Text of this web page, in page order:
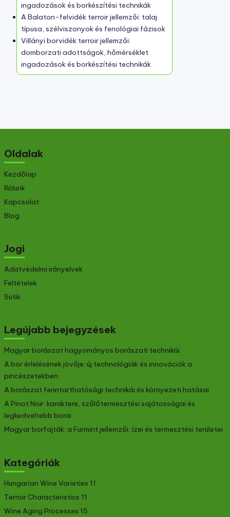
ingadozások és borkészítési technikák
A Balaton-felvidék terroir jellemzői: talaj
típusa, szélviszonyok és fenológiai fázisok
Villányi borvidék terroir jellemzői:
domborzati adottságok, hőmérséklet
ingadozások és borkészítési technikák
Oldalak
Kezdőlap
Rólunk
Kapcsolat
Blog
Jogi
Adatvédelmi irányelvek
Feltételek
Sütik
Legújabb bejegyzések
Magyar borászat hagyományos borászati technikái
A bor érlelésének jövője: új technológiák és innovációk a
pincészetekben
A borászat fenntarthatósági technikái és környezeti hatásai
A Pinot Noir: karaktere, szőlőtermesztési sajátosságai és
legkedveltebb borai
Magyar borfajták: a Furmint jellemzői, ízei és termesztési területei
Kategóriák
Hungarian Wine Varieties 11
Terroir Characteristics 11
Wine Aging Processes 15